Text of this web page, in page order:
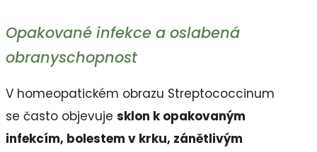
Opakované infekce a oslabená
obranyschopnost
V homeopatickém obrazu Streptococcinum
se často objevuje sklon k opakovaným
infekcím, bolestem v krku, zánětlivým